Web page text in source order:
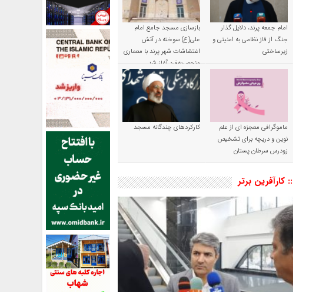
امام جمعه پرند، دلایل گذار
جنگ از فاز نظامی به امنیتی و
زیرساختی
بازسازی مسجد جامع امام
علی(ع) سوخته در آتش
اغتشاشات شهر پرند با معماری
منحصربه‌فرد آغاز شد
ماموگرافی معجزه ای از علم
نوین و دریچه برای تشخیص
زودرس سرطان پستان
کارکردهای چندگانه مسجد
:: کارآفرین برتر